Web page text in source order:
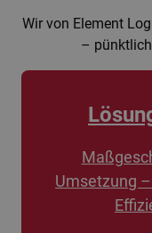
Wir von Element
–
Umsetzung